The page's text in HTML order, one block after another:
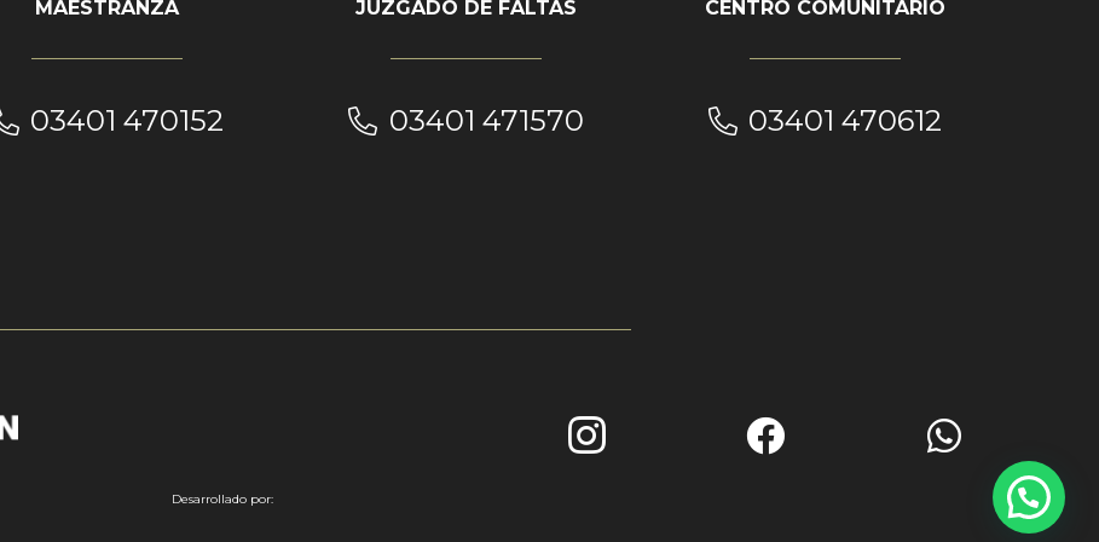
MAESTRANZA
03401 470152
JUZGADO DE FALTAS
03401 471570
CENTRO COMUNITARIO
03401 470612
Desarrollado por: